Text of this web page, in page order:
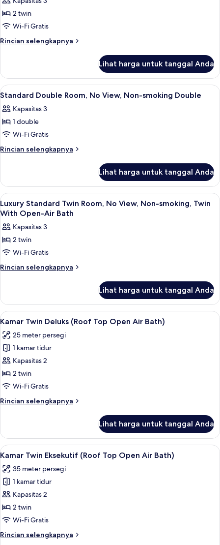
foto
untuk
Superior
Twin
smoking
2 twin
Wi-Fi Gratis
Rincian selengkapnya
Rincian
Superior
Twin
Room,
smoking
Lihat harga untuk tanggal Anda
Lihat
semua
foto
untuk
Standard
Double
View,
Non-
smoking
Double
Brankas, meja kerja, Wi-Fi gratis, dan
5
Standard Double Room, No View, Non-smoking Double
Kapasitas 3
1 double
Wi-Fi Gratis
Rincian selengkapnya
Rincian
Standard
Double
Room,
No
Non-
smoking
Lihat harga untuk tanggal Anda
Lihat
semua
foto
untuk
Luxury
Standard
Twin
View,
Non-
smoking,
Twin
With
Open-
Air
Bath
Brankas, meja kerja, Wi-Fi gratis, dan
5
Luxury Standard Twin Room, No View, Non-smoking, Twin
With Open-Air Bath
Kapasitas 3
2 twin
Wi-Fi Gratis
Rincian selengkapnya
Rincian
Luxury
Standard
Twin
No
View,
Non-
smoking,
Twin
With
Open-
Air
Lihat harga untuk tanggal Anda
Lihat
semua
foto
untuk
Kamar
Twin
Deluks
Top
Bath)
Kamar Twin Deluks (Roof Top
19
Kamar Twin Deluks (Roof Top Open Air Bath)
25 meter persegi
1 kamar tidur
Kapasitas 2
2 twin
Wi-Fi Gratis
Rincian selengkapnya
Rincian
Kamar
Twin
Deluks
Top
Open
Air
Bath)
Lihat harga untuk tanggal Anda
Lihat
semua
foto
untuk
Kamar
Twin
Eksekutif
Top
Kamar Twin Eksekutif (Roof Top
8
Kamar Twin Eksekutif (Roof Top Open Air Bath)
35 meter persegi
1 kamar tidur
Kapasitas 2
2 twin
Wi-Fi Gratis
Rincian selengkapnya
Rincian